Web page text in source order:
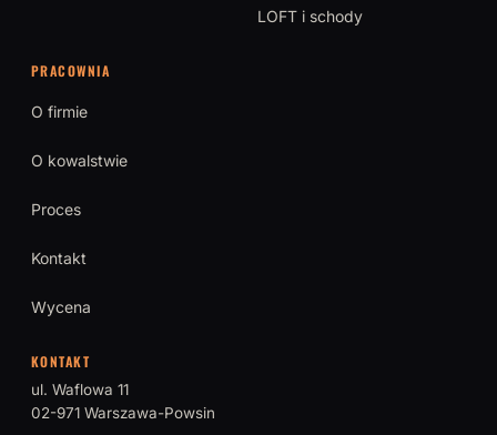
LOFT i schody
PRACOWNIA
O firmie
O kowalstwie
Proces
Kontakt
Wycena
KONTAKT
ul. Waflowa 11
02-971 Warszawa-Powsin